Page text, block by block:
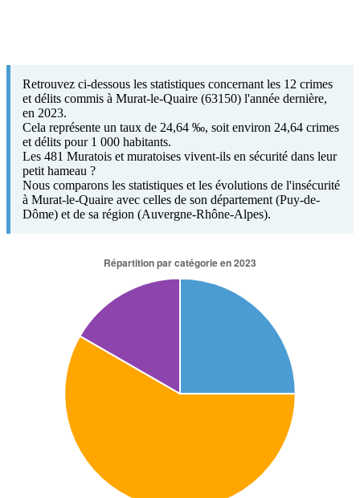
Retrouvez ci-dessous les statistiques concernant les 12 crimes
et délits commis à Murat-le-Quaire (63150) l'année dernière,
en 2023.
Cela représente un taux de 24,64 ‰, soit environ 24,64 crimes
et délits pour 1 000 habitants.
Les 481 Muratois et muratoises vivent-ils en sécurité dans leur
petit hameau ?
Nous comparons les statistiques et les évolutions de l'insécurité
à Murat-le-Quaire avec celles de son département (Puy-de-
Dôme) et de sa région (Auvergne-Rhône-Alpes).